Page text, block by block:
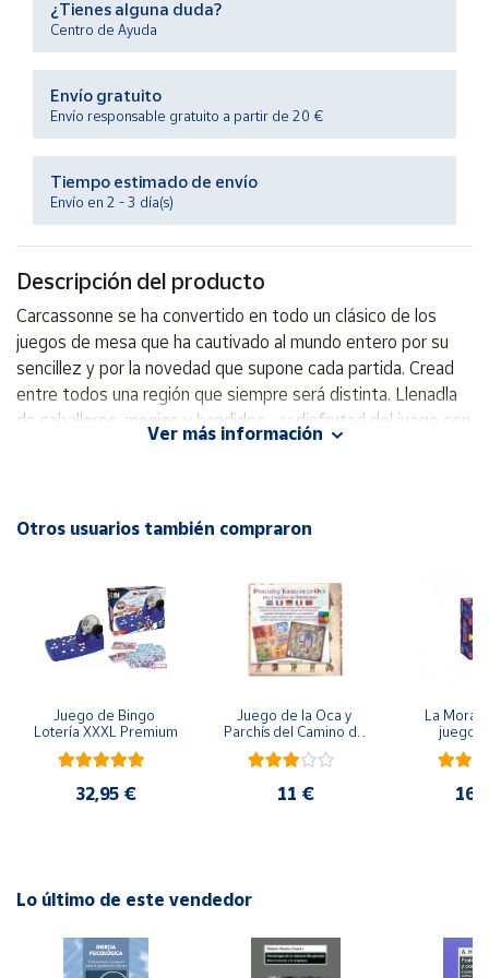
Productos
Solidarios
Ayuda
Centro
de ayuda
Contacto
Vendedores
Mapa de
vendedores
Hazte
vendedor
Cuenta
Península
Baleares
¿Tienes alguna duda?
Centro de Ayuda
Envío gratuito
Envío responsable gratuito a partir de 20 €
Tiempo estimado de envío
Envío en 2 - 3 día(s)
Descripción del producto
Carcassonne se ha convertido en todo un clásico de los
juegos de mesa que ha cautivado al mundo entero por su
sencillez y por la novedad que supone cada partida. Cread
entre todos una región que siempre será distinta. Llenadla
de caballeros, monjes y bandidos... ¡y disfrutad del juego con
los amigos y la familia!
EAN: 8436017222593
No recomendable para niños menores de 3 años. Contiene
piezas pequeñas. Peligro de asfixia
Ver más información
Otros usuarios también compraron
Juego de Bingo
Lotería XXXL Premium
32,95 €
Juego de la Oca y
Parchís del Camino de
Santiago
11 €
La
juego
Lo último de este vendedor